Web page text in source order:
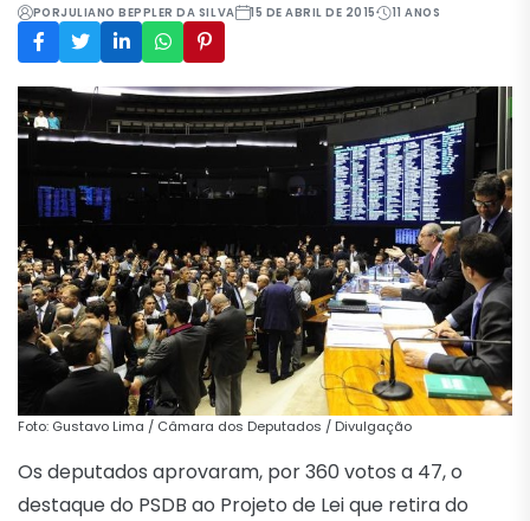
PORJULIANO BEPPLER DA SILVA 15 DE ABRIL DE 2015 11 ANOS
Foto: Gustavo Lima / Câmara dos Deputados / Divulgação
Os deputados aprovaram, por 360 votos a 47, o
destaque do PSDB ao Projeto de Lei que retira do